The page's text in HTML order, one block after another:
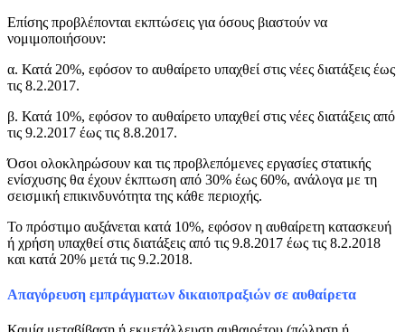
Επίσης προβλέπονται εκπτώσεις για όσους βιαστούν να
νομιμοποιήσουν:
α. Κατά 20%, εφόσον το αυθαίρετο υπαχθεί στις νέες διατάξεις έως
τις 8.2.2017.
β. Κατά 10%, εφόσον το αυθαίρετο υπαχθεί στις νέες διατάξεις από
τις 9.2.2017 έως τις 8.8.2017.
Όσοι ολοκληρώσουν και τις προβλεπόμενες εργασίες στατικής
ενίσχυσης θα έχουν έκπτωση από 30% έως 60%, ανάλογα με τη
σεισμική επικινδυνότητα της κάθε περιοχής.
Το πρόστιμο αυξάνεται κατά 10%, εφόσον η αυθαίρετη κατασκευή
ή χρήση υπαχθεί στις διατάξεις από τις 9.8.2017 έως τις 8.2.2018
και κατά 20% μετά τις 9.2.2018.
Απαγόρευση εμπράγματων δικαιοπραξιών σε αυθαίρετα